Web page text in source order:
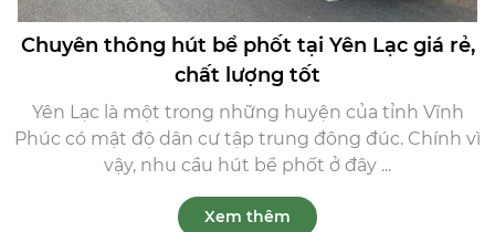
Chuyên thông hút bể phốt tại Yên Lạc giá rẻ,
chất lượng tốt
Yên Lạc là một trong những huyện của tỉnh Vĩnh
Phúc có mật độ dân cư tập trung đông đúc. Chính vì
vậy, nhu cầu hút bể phốt ở đây ...
Xem thêm